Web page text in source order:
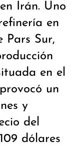
Irán. Uno
en
Pars Sur,
en el
un
y
del
dólares